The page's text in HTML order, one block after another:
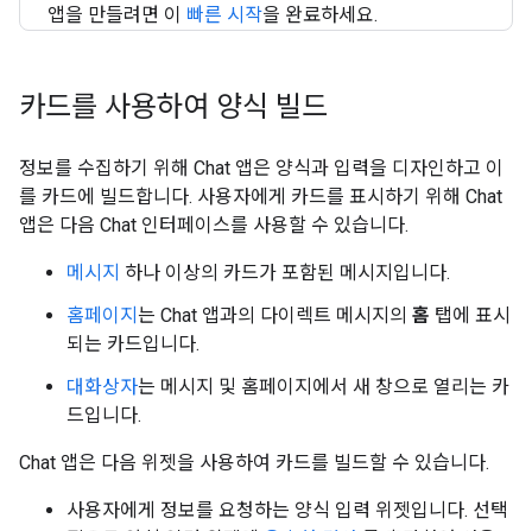
앱을 만들려면 이 빠른 시작을 완료하세요.
카드를 사용하여 양식 빌드
정보를 수집하기 위해 Chat 앱은 양식과 입력을 디자인하고 이
를 카드에 빌드합니다. 사용자에게 카드를 표시하기 위해 Chat
앱은 다음 Chat 인터페이스를 사용할 수 있습니다.
메시지 하나 이상의 카드가 포함된 메시지입니다.
홈페이지 는 Chat 앱과의 다이렉트 메시지의 홈 탭에 표시
되는 카드입니다.
대화상자는 메시지 및 홈페이지에서 새 창으로 열리는 카
드입니다.
Chat 앱은 다음 위젯을 사용하여 카드를 빌드할 수 있습니다.
사용자에게 정보를 요청하는 양식 입력 위젯입니다. 선택